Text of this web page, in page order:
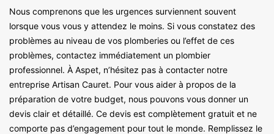
Nous comprenons que les urgences surviennent souvent
lorsque vous vous y attendez le moins. Si vous constatez des
problèmes au niveau de vos plomberies ou l’effet de ces
problèmes, contactez immédiatement un plombier
professionnel. À Aspet, n’hésitez pas à contacter notre
entreprise Artisan Cauret. Pour vous aider à propos de la
préparation de votre budget, nous pouvons vous donner un
devis clair et détaillé. Ce devis est complètement gratuit et ne
comporte pas d’engagement pour tout le monde. Remplissez le